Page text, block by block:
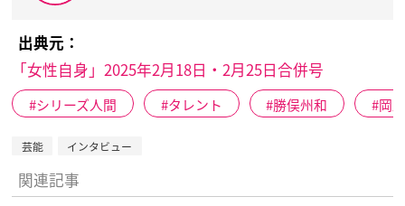
出典元：
「女性自身」2025年2月18日・2月25日合併号
シリーズ人間 タレント 勝俣州和 岡
芸能 インタビュー
関連記事